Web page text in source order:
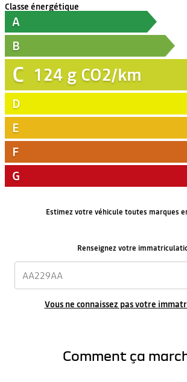
Classe énergétique
A
B
C 124 g CO2/km
D
E
F
G
Estimez votre véhicule toutes marques
Renseignez votre
Vous ne connaissez pas votre
Comment ça